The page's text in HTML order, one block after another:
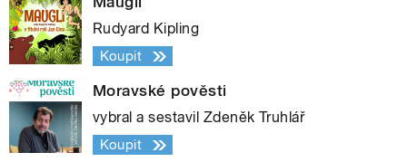
Rudyard Kipling
Koupit
Moravské pověsti
vybral a sestavil Zdeněk Truhlář
Koupit